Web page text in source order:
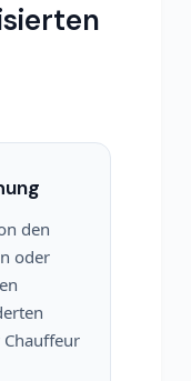
den
oder
Chauffeur